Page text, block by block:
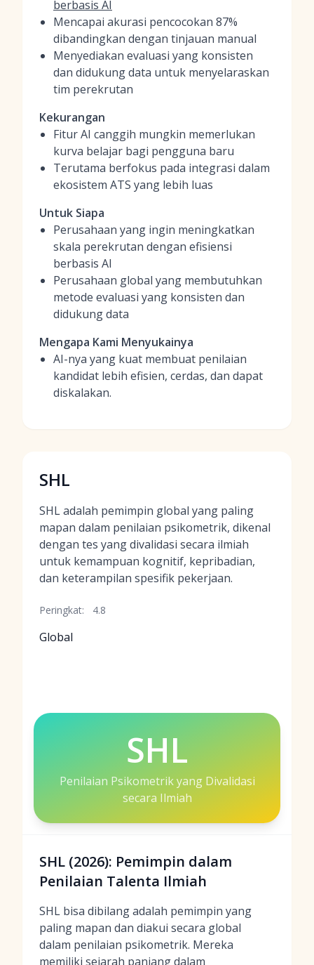
berbasis AI
Mencapai akurasi pencocokan 87%
dibandingkan dengan tinjauan manual
Menyediakan evaluasi yang konsisten
dan didukung data untuk menyelaraskan
tim perekrutan
Kekurangan
Fitur AI canggih mungkin memerlukan
kurva belajar bagi pengguna baru
Terutama berfokus pada integrasi dalam
ekosistem ATS yang lebih luas
Untuk Siapa
Perusahaan yang ingin meningkatkan
skala perekrutan dengan efisiensi
berbasis AI
Perusahaan global yang membutuhkan
metode evaluasi yang konsisten dan
didukung data
Mengapa Kami Menyukainya
AI-nya yang kuat membuat penilaian
kandidat lebih efisien, cerdas, dan dapat
diskalakan.
SHL
SHL adalah pemimpin global yang paling
mapan dalam penilaian psikometrik, dikenal
dengan tes yang divalidasi secara ilmiah
untuk kemampuan kognitif, kepribadian,
dan keterampilan spesifik pekerjaan.
Peringkat: 4.8
Global
SHL
Penilaian Psikometrik yang Divalidasi
secara Ilmiah
SHL (2026): Pemimpin dalam
Penilaian Talenta Ilmiah
SHL bisa dibilang adalah pemimpin yang
paling mapan dan diakui secara global
dalam penilaian psikometrik. Mereka
memiliki sejarah panjang dalam